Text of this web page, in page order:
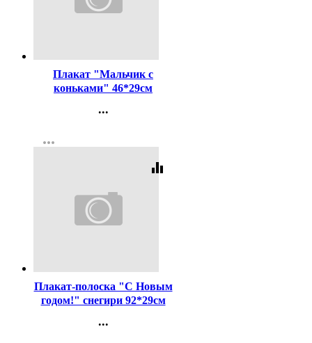
Плакат "Мальчик с
коньками" 46*29см
...
Регистрация
more_horiz
equalizer
Плакат-полоска "С Новым
годом!" снегири 92*29см
...